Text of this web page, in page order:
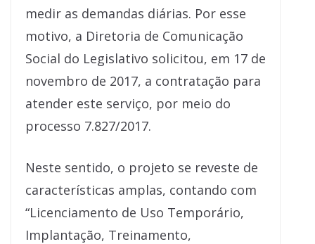
medir as demandas diárias. Por esse
motivo, a Diretoria de Comunicação
Social do Legislativo solicitou, em 17 de
novembro de 2017, a contratação para
atender este serviço, por meio do
processo 7.827/2017.
Neste sentido, o projeto se reveste de
características amplas, contando com
“Licenciamento de Uso Temporário,
Implantação, Treinamento,